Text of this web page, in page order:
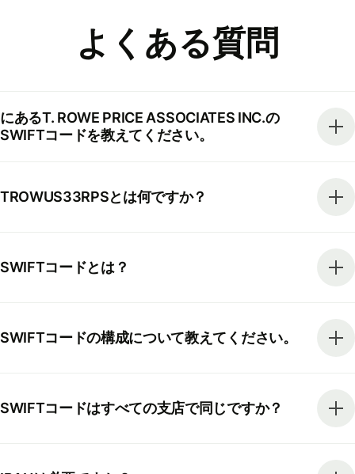
よくある質問
にあるT. ROWE PRICE ASSOCIATES INC.の
SWIFTコードを教えてください。
TROWUS33RPSとは何ですか？
SWIFTコードとは？
SWIFTコードの構成について教えてください。
SWIFTコードはすべての支店で同じですか？